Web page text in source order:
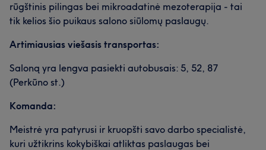
rūgštinis pilingas bei mikroadatinė mezoterapija - tai
tik kelios šio puikaus salono siūlomų paslaugų.
Artimiausias viešasis transportas:
Saloną yra lengva pasiekti autobusais: 5, 52, 87
(Perkūno st.)
Komanda:
Meistrė yra patyrusi ir kruopšti savo darbo specialistė,
kuri užtikrins kokybiškai atliktas paslaugas bei